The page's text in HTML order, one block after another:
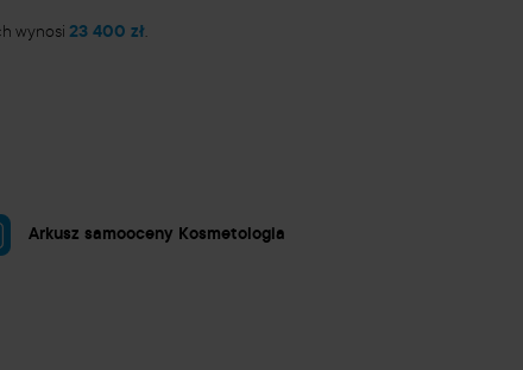
wynosi 23 400 zł.
Arkusz samooceny Kosmetologia